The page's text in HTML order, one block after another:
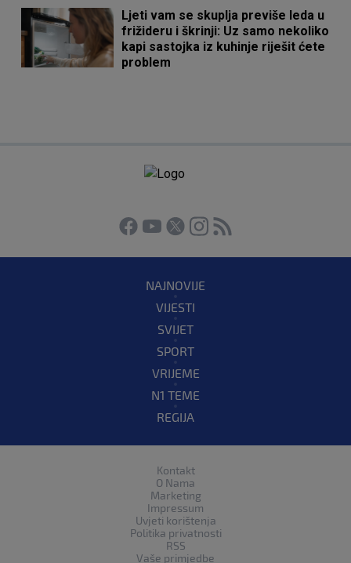
Ljeti vam se skuplja previše leda u
frižideru i škrinji: Uz samo nekoliko
kapi sastojka iz kuhinje riješit ćete
problem
NAJNOVIJE
VIJESTI
SVIJET
SPORT
VRIJEME
N1 TEME
REGIJA
Kontakt
O Nama
Marketing
Impressum
Uvjeti korištenja
Politika privatnosti
RSS
Vaše primjedbe